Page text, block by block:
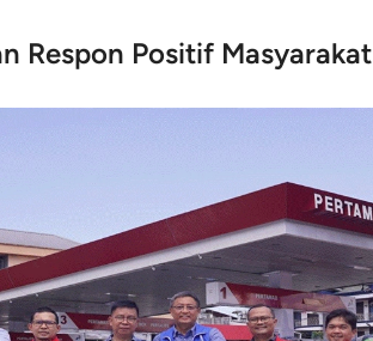
Respon Positif Masyarakat